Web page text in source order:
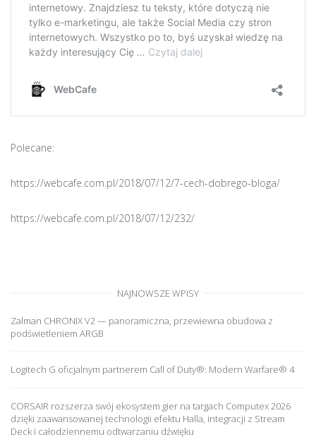
Polecane:
https://webcafe.com.pl/2018/07/12/7-cech-dobrego-bloga/
https://webcafe.com.pl/2018/07/12/232/
NAJNOWSZE WPISY
Zalman CHRONIX V2 — panoramiczna, przewiewna obudowa z
podświetleniem ARGB
Logitech G oficjalnym partnerem Call of Duty®: Modern Warfare® 4
CORSAIR rozszerza swój ekosystem gier na targach Computex 2026
dzięki zaawansowanej technologii efektu Halla, integracji z Stream
Deck i całodziennemu odtwarzaniu dźwięku